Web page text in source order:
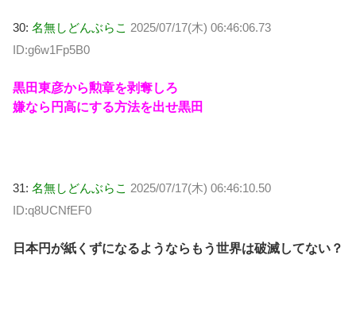
30: 名無しどんぶらこ 2025/07/17(木) 06:46:06.73
ID:g6w1Fp5B0
黒田東彦から勲章を剥奪しろ
嫌なら円高にする方法を出せ黒田
31: 名無しどんぶらこ 2025/07/17(木) 06:46:10.50
ID:q8UCNfEF0
日本円が紙くずになるようならもう世界は破滅してない？